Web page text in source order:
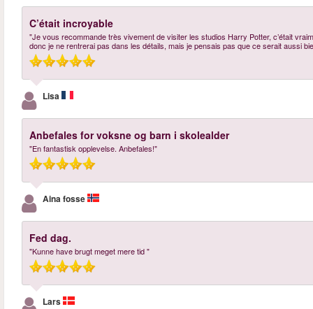
C’était incroyable
"Je vous recommande très vivement de visiter les studios Harry Potter, c’était
donc je ne rentrerai pas dans les détails, mais je pensais pas que ce serait aussi
Lisa
Anbefales for voksne og barn i skolealder
"En fantastisk opplevelse. Anbefales!"
Aina fosse
Fed dag.
"Kunne have brugt meget mere tid "
Lars